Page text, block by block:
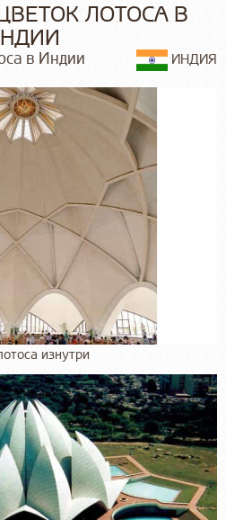
ЛОТОСА В
в Индии ИНДИЯ
изнутри